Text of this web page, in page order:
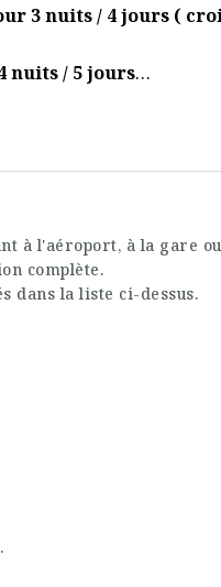
3 nuits / 4 jours (
nuits / 5 jours
à l'aéroport, à la gare
complète.
dans la liste ci-dessus.